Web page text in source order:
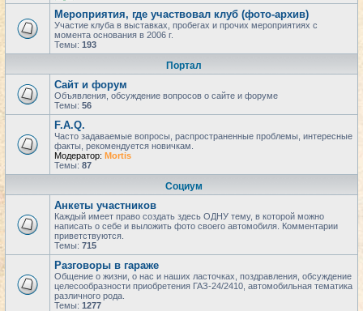
Мероприятия, где участвовал клуб (фото-архив)
Участие клуба в выставках, пробегах и прочих мероприятиях с
момента основания в 2006 г.
Темы: 193
Портал
Сайт и форум
Объявления, обсуждение вопросов о сайте и форуме
Темы: 56
F.A.Q.
Часто задаваемые вопросы, распространенные проблемы, интересные
факты, рекомендуется новичкам.
Модератор: Mortis
Темы: 87
Социум
Анкеты участников
Каждый имеет право создать здесь ОДНУ тему, в которой можно
написать о себе и выложить фото своего автомобиля. Комментарии
приветствуются.
Темы: 715
Разговоры в гараже
Общение о жизни, о нас и наших ласточках, поздравления, обсуждение
целесообразности приобретения ГАЗ-24/2410, автомобильная тематика
различного рода.
Темы: 1277